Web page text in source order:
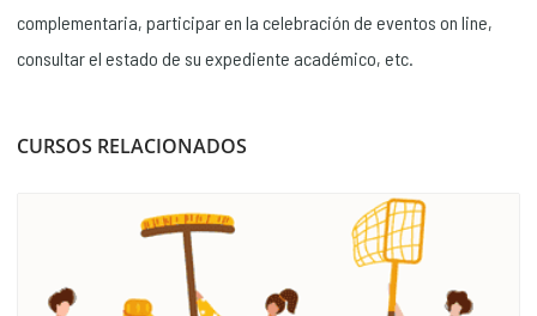
complementaria, participar en la celebración de eventos on line,
consultar el estado de su expediente académico, etc.
CURSOS RELACIONADOS